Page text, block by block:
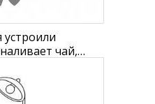
устроили
чай,
с
цветов на